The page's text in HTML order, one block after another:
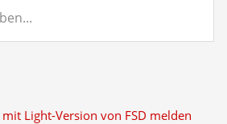
Light-Version von FSD melden